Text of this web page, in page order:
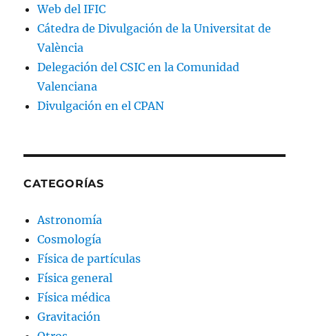
Web del IFIC
Cátedra de Divulgación de la Universitat de
València
Delegación del CSIC en la Comunidad
Valenciana
Divulgación en el CPAN
CATEGORÍAS
Astronomía
Cosmología
Física de partículas
Física general
Física médica
Gravitación